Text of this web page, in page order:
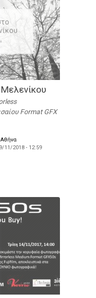
Format GFX
Αθήνα
11/2018 - 12:59